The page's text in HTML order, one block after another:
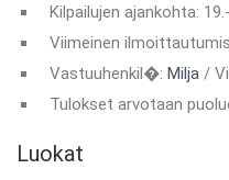
Kilpailujen ajankohta:
Viimeinen
Vastuuhenkil�: Milja /
Tulokset arvotaan
Luokat